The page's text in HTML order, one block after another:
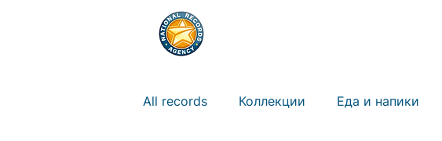
All records Коллекции Еда и напики